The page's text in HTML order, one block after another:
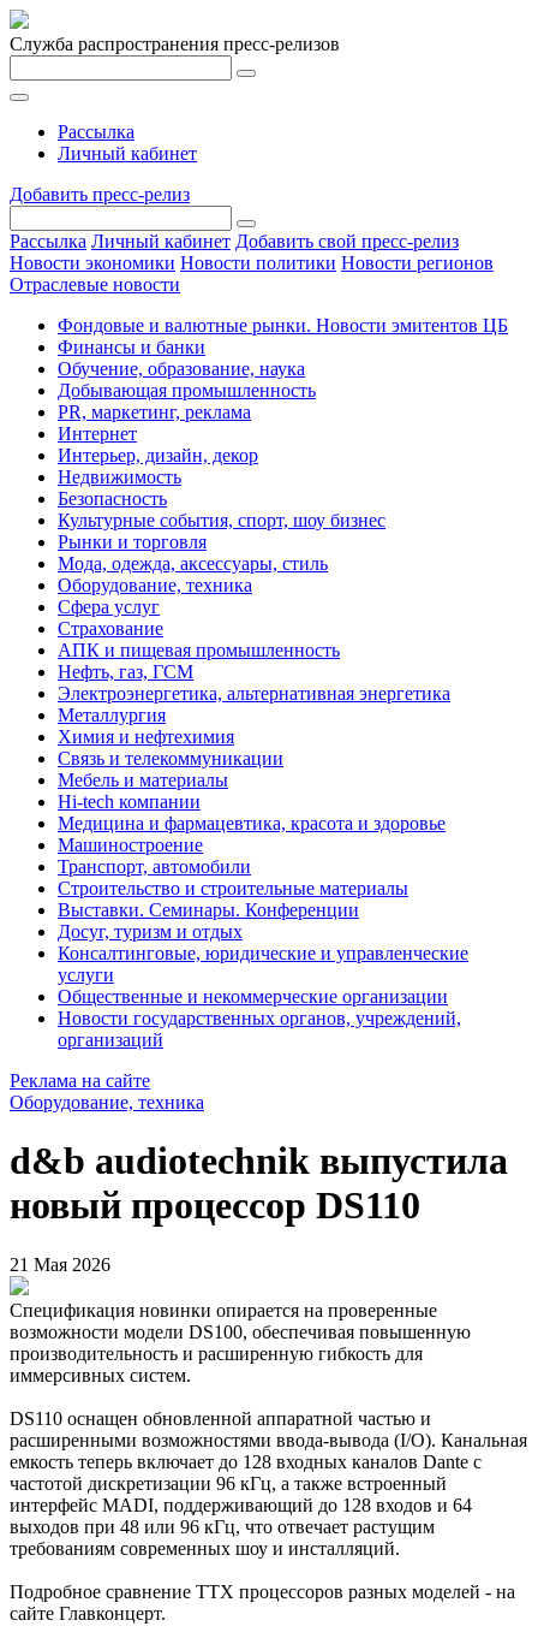
Служба распространения пресс-релизов
Рассылка
Личный кабинет
Добавить пресс-релиз
Рассылка Личный кабинет Добавить свой пресс-релиз
Новости экономики Новости политики Новости регионов
Отраслевые новости
Фондовые и валютные рынки. Новости эмитентов ЦБ
Финансы и банки
Обучение, образование, наука
Добывающая промышленность
PR, маркетинг, реклама
Интернет
Интерьер, дизайн, декор
Недвижимость
Безопасность
Культурные события, спорт, шоу бизнес
Рынки и торговля
Мода, одежда, аксессуары, стиль
Оборудование, техника
Сфера услуг
Страхование
АПК и пищевая промышленность
Нефть, газ, ГСМ
Электроэнергетика, альтернативная энергетика
Металлургия
Химия и нефтехимия
Связь и телекоммуникации
Мебель и материалы
Hi-tech компании
Медицина и фармацевтика, красота и здоровье
Машиностроение
Транспорт, автомобили
Строительство и строительные материалы
Выставки. Семинары. Конференции
Досуг, туризм и отдых
Консалтинговые, юридические и управленческие
услуги
Общественные и некоммерческие организации
Новости государственных органов, учреждений,
организаций
Реклама на сайте
Оборудование, техника
d&b audiotechnik выпустила
новый процессор DS110
21 Мая 2026
Спецификация новинки опирается на проверенные
возможности модели DS100, обеспечивая повышенную
производительность и расширенную гибкость для
иммерсивных систем.
DS110 оснащен обновленной аппаратной частью и
расширенными возможностями ввода-вывода (I/O). Канальная
емкость теперь включает до 128 входных каналов Dante с
частотой дискретизации 96 кГц, а также встроенный
интерфейс MADI, поддерживающий до 128 входов и 64
выходов при 48 или 96 кГц, что отвечает растущим
требованиям современных шоу и инсталляций.
Подробное сравнение ТТХ процессоров разных моделей - на
сайте Главконцерт.